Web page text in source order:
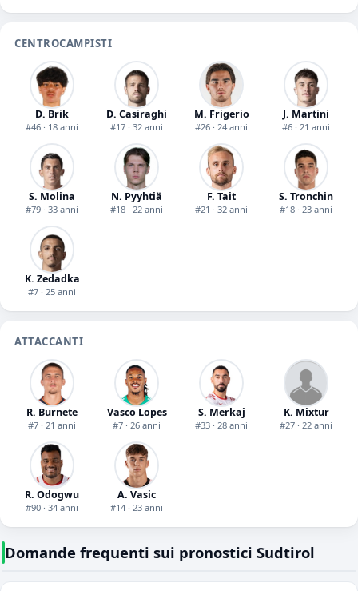
CENTROCAMPISTI
D. Brik
#46 · 18 anni
D. Casiraghi
#17 · 32 anni
M. Frigerio
#26 · 24 anni
J. Martini
#6 · 21 anni
S. Molina
#79 · 33 anni
N. Pyyhtiä
#18 · 22 anni
F. Tait
#21 · 32 anni
S. Tronchin
#18 · 23 anni
K. Zedadka
#7 · 25 anni
ATTACCANTI
R. Burnete
#7 · 21 anni
Vasco Lopes
#7 · 26 anni
S. Merkaj
#33 · 28 anni
K. Mixtur
#27 · 22 anni
R. Odogwu
#90 · 34 anni
A. Vasic
#14 · 23 anni
Domande frequenti sui pronostici Sudtirol